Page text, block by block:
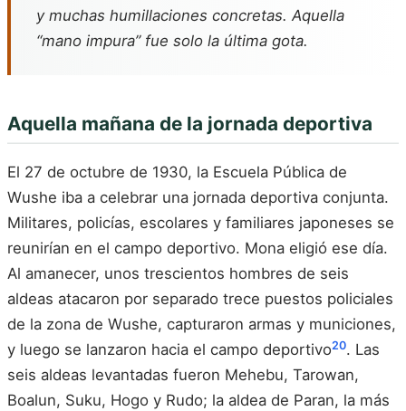
y muchas humillaciones concretas. Aquella
“mano impura” fue solo la última gota.
Aquella mañana de la jornada deportiva
El 27 de octubre de 1930, la Escuela Pública de
Wushe iba a celebrar una jornada deportiva conjunta.
Militares, policías, escolares y familiares japoneses se
reunirían en el campo deportivo. Mona eligió ese día.
Al amanecer, unos trescientos hombres de seis
aldeas atacaron por separado trece puestos policiales
de la zona de Wushe, capturaron armas y municiones,
y luego se lanzaron hacia el campo deportivo20. Las
seis aldeas levantadas fueron Mehebu, Tarowan,
Boalun, Suku, Hogo y Rudo; la aldea de Paran, la más